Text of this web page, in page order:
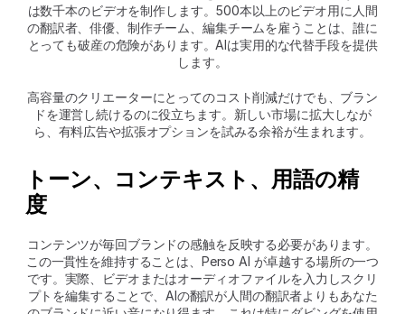
は数千本のビデオを制作します。500本以上のビデオ用に人間
の翻訳者、俳優、制作チーム、編集チームを雇うことは、誰に
とっても破産の危険があります。AIは実用的な代替手段を提供
します。
高容量のクリエーターにとってのコスト削減だけでも、ブラン
ドを運営し続けるのに役立ちます。新しい市場に拡大しなが
ら、有料広告や拡張オプションを試みる余裕が生まれます。
トーン、コンテキスト、用語の精
度
コンテンツが毎回ブランドの感触を反映する必要があります。
この一貫性を維持することは、Perso AI が卓越する場所の一つ
です。実際、ビデオまたはオーディオファイルを入力しスクリ
プトを編集することで、AIの翻訳が人間の翻訳者よりもあなた